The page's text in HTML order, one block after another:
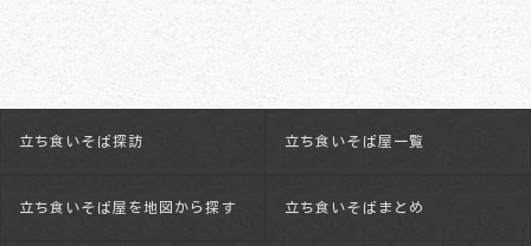
立ち食いそば探訪 立ち食いそば屋一覧
立ち食いそば屋を地図から探す 立ち食いそばまとめ